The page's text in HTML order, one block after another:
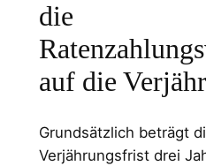
die
auf die
Grundsätzlich beträgt
Verjährungsfrist drei